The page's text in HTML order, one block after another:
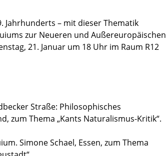
Jahrhunderts – mit dieser Thematik
zur Neueren und Außereuropäischen
21. Januar um 18 Uhr im Raum R12
Straße: Philosophisches
zum Thema „Kants Naturalismus-Kritik“.
Simone Schael, Essen, zum Thema